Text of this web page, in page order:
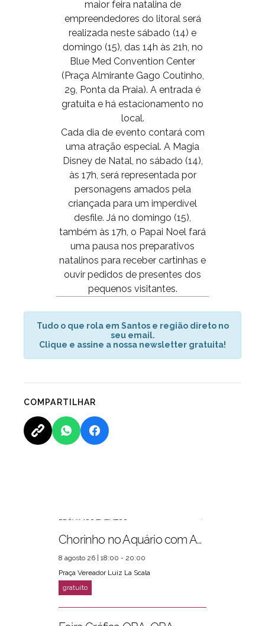
maior feira natalina de
empreendedores do litoral será
realizada neste sábado (14) e
domingo (15), das 14h às 21h, no
Blue Med Convention Center
(Praça Almirante Gago Coutinho,
29, Ponta da Praia). A entrada é
gratuita e há estacionamento no
local.
Cada dia de evento contará com
uma atração especial. A Magia
Disney de Natal, no sábado (14),
às 17h, será representada por
personagens amados pela
criançada para um imperdível
desfile. Já no domingo (15),
também às 17h, o Papai Noel fará
uma pausa nos preparativos
natalinos para receber cartinhas e
ouvir pedidos de presentes dos
pequenos visitantes.
Tudo o que rola em Santos e região direto no
seu email.
Clique e assine a nossa newsletter gratuita!
COMPARTILHAR
PRÓXIMOS EVENTOS ver mais
Chorinho no Aquário com Amigos da Música e Mari Torres
8 agosto 26 | 18:00 - 20:00
Praça Vereador Luiz La Scala